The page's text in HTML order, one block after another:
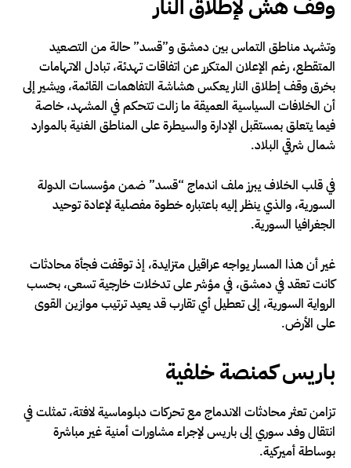
وقف هش لإطلاق النار
وتشهد مناطق التماس بين دمشق و”قسد” حالة من التصعيد
المتقطع، رغم الإعلان المتكرر عن اتفاقات تهدئة، تبادل الاتهامات
بخرق وقف إطلاق النار يعكس هشاشة التفاهمات القائمة، ويشير إلى
أن الخلافات السياسية العميقة ما زالت تتحكم في المشهد، خاصة
فيما يتعلق بمستقبل الإدارة والسيطرة على المناطق الغنية بالموارد
شمال شرقي البلاد.
في قلب الخلاف يبرز ملف اندماج “قسد” ضمن مؤسسات الدولة
السورية، والذي ينظر إليه باعتباره خطوة مفصلية لإعادة توحيد
الجغرافيا السورية.
غير أن هذا المسار يواجه عراقيل متزايدة، إذ توقفت فجأة محادثات
كانت تعقد في دمشق، في مؤشر على تدخلات خارجية تسعى، بحسب
الرواية السورية، إلى تعطيل أي تقارب قد يعيد ترتيب موازين القوى
على الأرض.
باريس كمنصة خلفية
تزامن تعثر محادثات الاندماج مع تحركات دبلوماسية لافتة، تمثلت في
انتقال وفد سوري إلى باريس لإجراء مشاورات أمنية غير مباشرة
بوساطة أميركية.